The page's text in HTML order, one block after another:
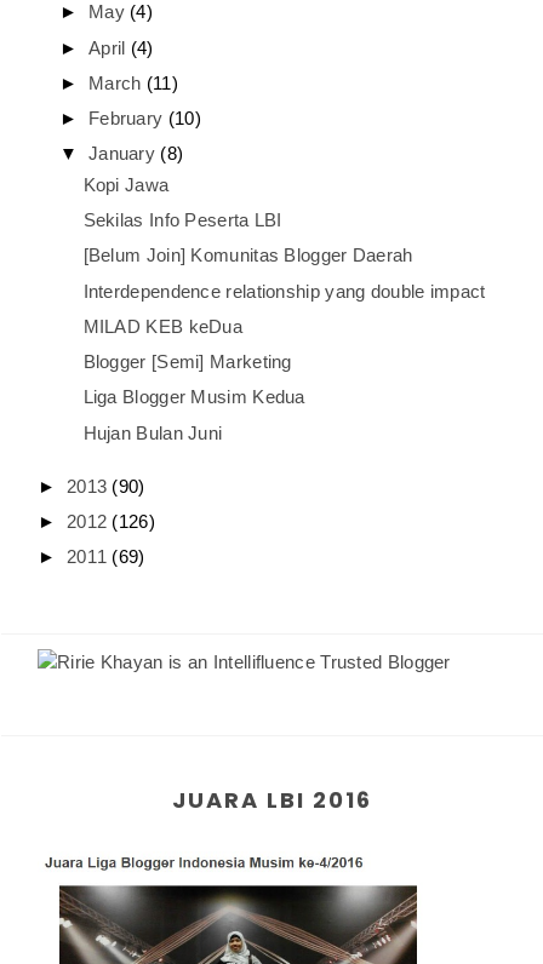
► May (4)
► April (4)
► March (11)
► February (10)
▼ January (8)
Kopi Jawa
Sekilas Info Peserta LBI
[Belum Join] Komunitas Blogger Daerah
Interdependence relationship yang double impact
MILAD KEB keDua
Blogger [Semi] Marketing
Liga Blogger Musim Kedua
Hujan Bulan Juni
► 2013 (90)
► 2012 (126)
► 2011 (69)
JUARA LBI 2016